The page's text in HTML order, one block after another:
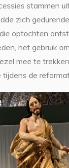
stammen
zich
optochten
het gebruik
mee te
de